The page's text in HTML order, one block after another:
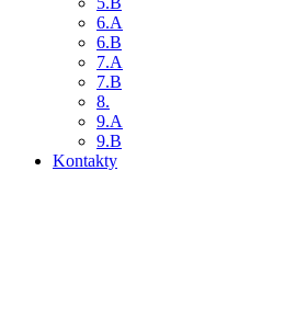
6.A
6.B
7.A
7.B
8.
9.A
9.B
Kontakty